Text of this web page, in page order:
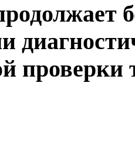
проверки